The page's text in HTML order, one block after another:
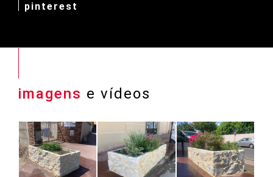
pinterest
imagens e vídeos